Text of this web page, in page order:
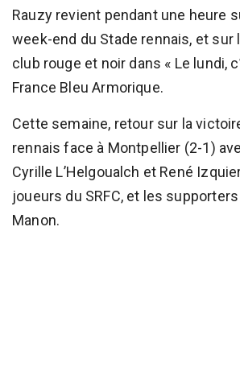
Rauzy revient pendant une heure
week-end du Stade rennais, et sur
club rouge et noir dans « Le lundi,
France Bleu Armorique.
Cette semaine, retour sur la
rennais face à Montpellier (2-1)
Cyrille L’Helgoualch et René
joueurs du SRFC, et les
Manon.